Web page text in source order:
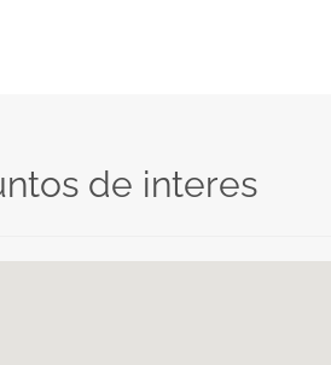
de interes